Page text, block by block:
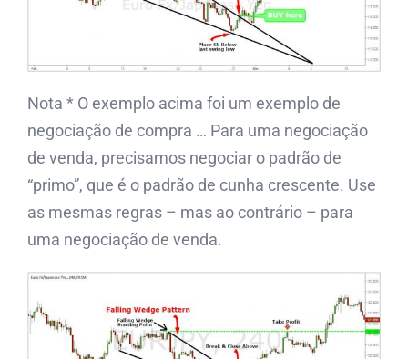
Nota * O exemplo acima foi um exemplo de
negociação de compra … Para uma negociação
de venda, precisamos negociar o padrão de
“primo”, que é o padrão de cunha crescente. Use
as mesmas regras – mas ao contrário – para
uma negociação de venda.